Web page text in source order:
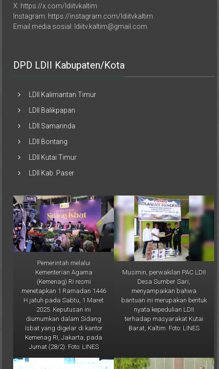
Instagram: https://instagram.com/ldiitvkaltim
Email media sosial: ldiitv.kaltim@gmail.com
LDII Samarinda
LDII Kutai Timur
Pemerintah melalui
Kementerian Agama
(Kemenag) RI resmi
menetapkan 1 Ramadan 1446
H jatuh pada Sabtu, 1 Maret
2025. Keputusan ini
diumumkan dalam Sidang
Isbat yang digelar di kantor
Kemenag RI, Jakarta, pada
Jumat (28/2). Foto: LINES
Musimin, perwakilan PAC LDII
Desa Sumber Sari,
menyampaikan bahwa
bantuan ini merupakan bentuk
nyata kepedulian LDII
terhadap masyarakat Kutai
Barat, Kaltim. Foto: LINES